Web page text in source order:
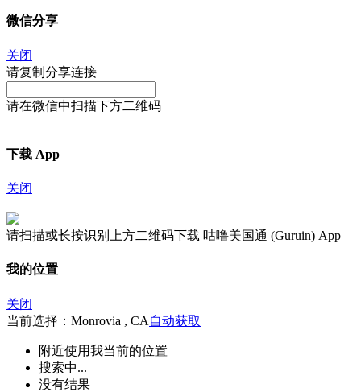
微信分享
关闭
请复制分享连接
请在微信中扫描下方二维码
下载 App
关闭
请扫描或长按识别上方二维码下载 咕噜美国通 (Guruin) App
我的位置
关闭
当前选择：Monrovia , CA 自动获取
附近使用我当前的位置
搜索中...
没有结果